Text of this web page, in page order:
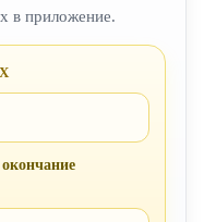
в приложение.